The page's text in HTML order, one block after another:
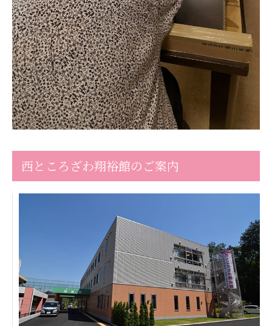
株式会社エネクト 株式会社 G.com R＆M
海外
海外グループ会社
美迪克（上海）商务咨询有限公司
共生（大連）商務諮詢有限公司
台灣善合股份有限公司
Angkor-Japan Friendship International
クヴィアン小学校・カンボジア日本友好共生クヴ
ィアン中学校
NGO共生の家
上海介護施設
広州谷豊園
西ところざわ翔裕館のご案内